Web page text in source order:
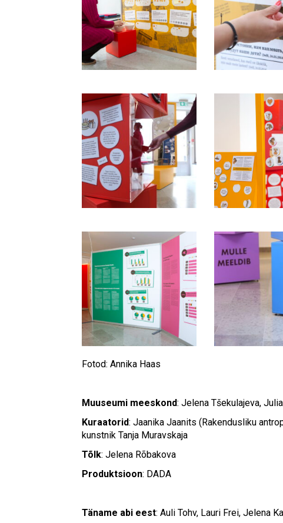
Fotod: Annika Haas
Muuseumi meeskond: Jelena Tšekulajeva,
Kuraatorid: Jaanika Jaanits (Rakendusliku
kunstnik Tanja Muravskaja
Tõlk: Jelena Rõbakova
Produktsioon: DADA
Täname abi eest: Auli Tohv, Lauri Frei, Jelena